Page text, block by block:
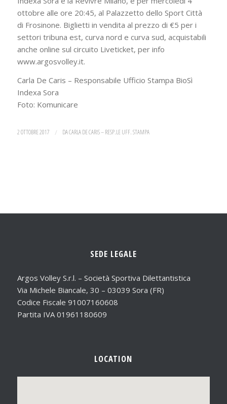
ottobre alle ore 20:45, al Palazzetto dello Sport Città
di Frosinone. Biglietti in vendita al prezzo di €5 per i
settori tribuna est, curva nord e curva sud, acquistabili
anche online sul circuito Liveticket, per info
www.argosvolley.it.
Carla De Caris – Responsabile Ufficio Stampa BioSì
Indexa Sora
Foto: Komunicare
2 OTTOBRE 2017 / DACARLA DE CARIS – RESP.LE UFF. STAMPA
SEDE LEGALE
Argos Volley S.r.l. – Società Sportiva Dilettantistica
Via Michele Biancale, 30 – 03039 Sora (FR)
Codice Fiscale 91007160608
Partita IVA 01961180609
LOCATION